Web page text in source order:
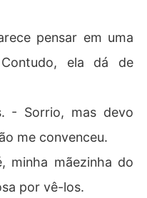
pensar em uma
ela dá de
- Sorrio, mas devo
me convenceu.
minha mãezinha do
por vê-los.